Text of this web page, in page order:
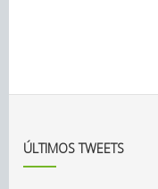
ÚLTIMOS TWEETS